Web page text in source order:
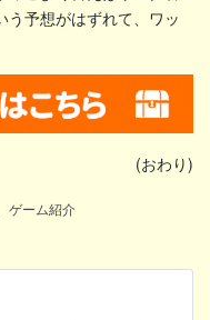
予想がはずれて、ワッ
(おわり)
ゲーム紹介